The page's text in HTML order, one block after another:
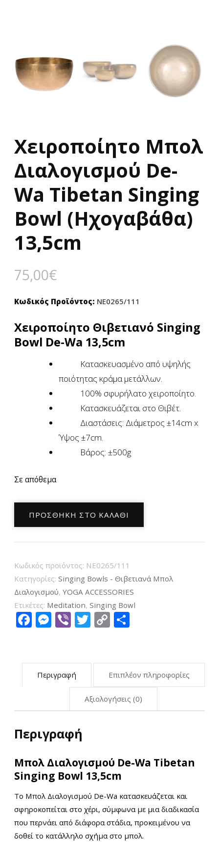
Χειροποίητο Μπολ
Διαλογισμού De-
Wa Tibetan Singing
Bowl (Ηχογαβάθα)
13,5cm
75,00€
Κωδικός Προϊόντος: NE0265/111
Χειροποίητο Θιβετιανό Singing
Bowl De-Wa 13,5cm
Κατασκευασμένο από υψηλής
ποιότητας κράμα μετάλλων.
100% σφυρήλατο χειροποίητο.
Κατασκευάζεται στο Θιβέτ.
Διαστάσεις: Διάμετρος ±14cm x
Ύψος ±7cm.
Βάρος: ±500g
Σε απόθεμα
Χειροποίητο
Μπολ
Wa
Tibetan
Singing
Bowl
(Ηχογαβάθα)
ΠΡΟΣΘΉΚΗ ΣΤΟ ΚΑΛΆΘΙ
Κωδικός προϊόντος: NE0265/111
Κατηγορίες: Singing Bowls - Θιβετιανά Μπολ
Διαλογισμού, YOGA ACCESSORIES
Ετικέτες: Meditation, Singing Bowl
Facebook
Messenger
ViberTwitter
Copy
Περιγραφή Επιπλέον πληροφορίες
Αξιολογήσεις (0)
Περιγραφή
Μπολ Διαλογισμού De-Wa Tibetan
Singing Bowl 13,5cm
Το Μπολ Διαλογισμού De-Wa κατασκευάζεται και
σφηροκοπείται στο χέρι, σύμφωνα με μια διαδικασία
που περνάει από διάφορα στάδια, προκειμένου να
δοθεί το κατάλληλο σχήμα στο μπολ.